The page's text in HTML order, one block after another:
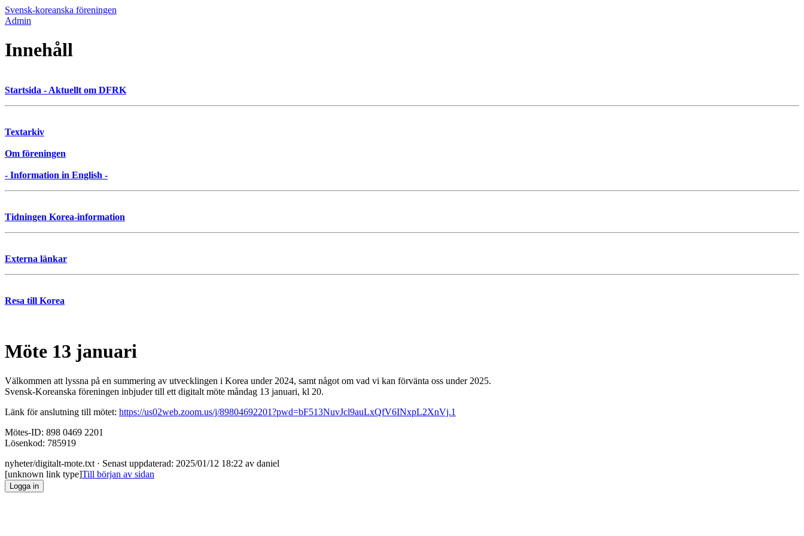
Svensk-koreanska föreningen
Admin
Innehåll
Startsida - Aktuellt om DFRK
Textarkiv
Om föreningen
- Information in English -
Tidningen Korea-information
Externa länkar
Resa till Korea
Möte 13 januari
Välkommen att lyssna på en summering av utvecklingen i Korea under 2024, samt något om vad vi kan förvänta oss under 2025.
Svensk-Koreanska föreningen inbjuder till ett digitalt möte måndag 13 januari, kl 20.
Länk för anslutning till mötet: https://us02web.zoom.us/j/89804692201?pwd=bF513NuvJcl9auLxQfV6INxpL2XnVj.1
Mötes-ID: 898 0469 2201
Lösenkod: 785919
nyheter/digitalt-mote.txt · Senast uppdaterad: 2025/01/12 18:22 av daniel
[unknown link type]Till början av sidan
Logga in